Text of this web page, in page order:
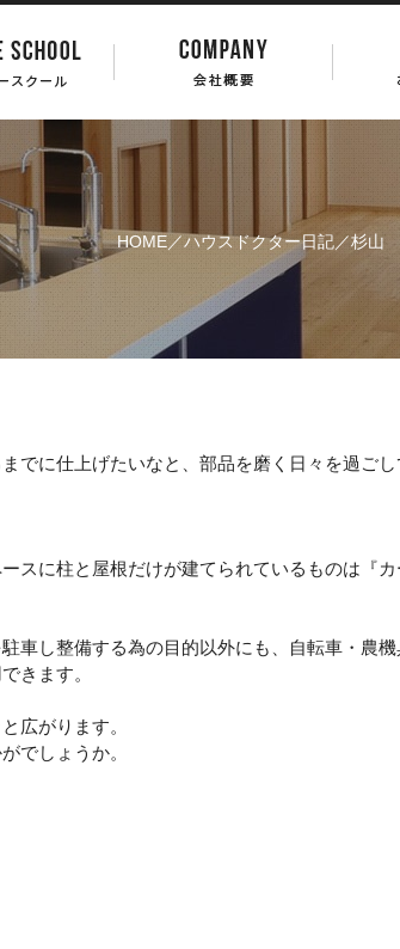
HOME／ハウスドクター日記／杉山
でに仕上げたいなと、部品を磨く日々を過ごし
スに柱と屋根だけが建てられているものは『
車し整備する為の目的以外にも、自転車・農
きます。
広がります。
でしょうか。